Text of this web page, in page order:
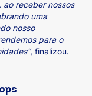
ao receber nossos
uma
nosso
para o
, finalizou.